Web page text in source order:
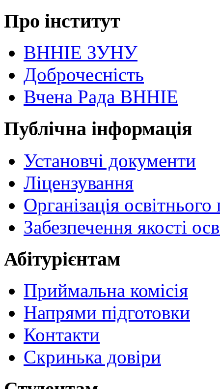
Про інститут
ВННІЕ ЗУНУ
Доброчесність
Вчена Рада ВННІЕ
Публічна інформація
Установчі документи
Ліцензування
Організація
Забезпечення якості
Абітурієнтам
Приймальна комісія
Напрями підготовки
Контакти
Скринька довіри